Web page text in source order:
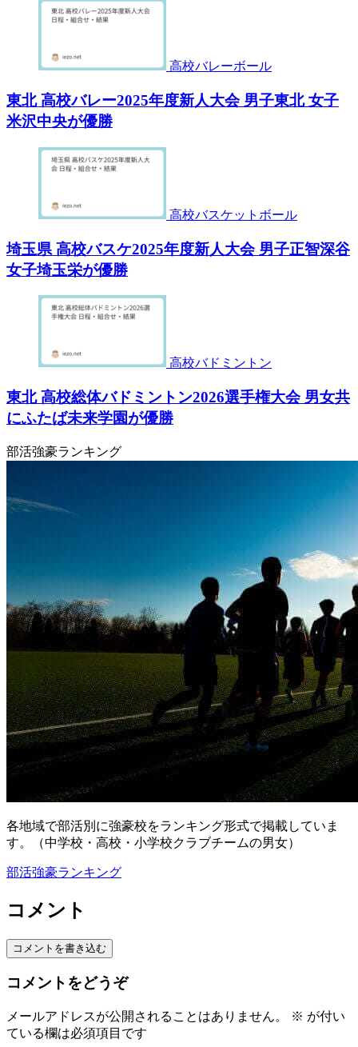
高校バレーボール
東北 高校バレー2025年度新人大会 男子東北 女子
米沢中央が優勝
高校バスケットボール
埼玉県 高校バスケ2025年度新人大会 男子正智深谷
女子埼玉栄が優勝
高校バドミントン
東北 高校総体バドミントン2026選手権大会 男女共
にふたば未来学園が優勝
部活強豪ランキング
各地域で部活別に強豪校をランキング形式で掲載していま
す。（中学校・高校・小学校クラブチームの男女）
部活強豪ランキング
コメント
コメントを書き込む
コメントをどうぞ
メールアドレスが公開されることはありません。 ※ が付い
ている欄は必須項目です